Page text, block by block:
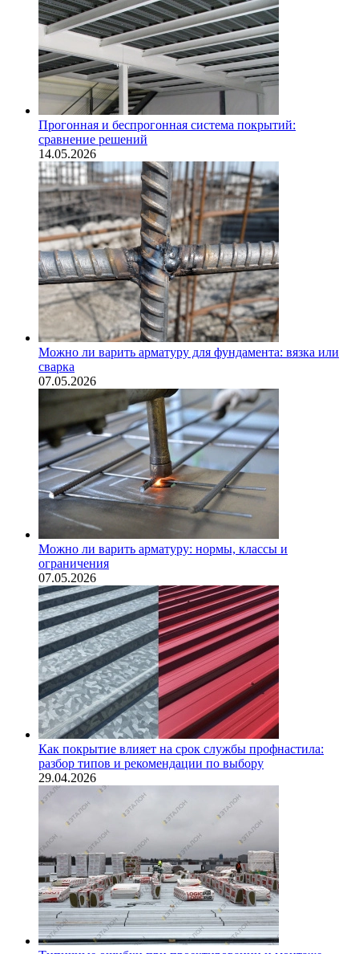
Прогонная и беспрогонная система покрытий:
сравнение решений
14.05.2026
Можно ли варить арматуру для фундамента: вязка или
сварка
07.05.2026
Можно ли варить арматуру: нормы, классы и
ограничения
07.05.2026
Как покрытие влияет на срок службы профнастила:
разбор типов и рекомендации по выбору
29.04.2026